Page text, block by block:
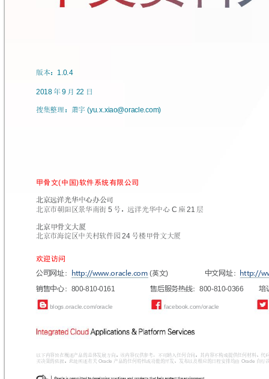
甲骨文(中国 )软件系统有限公司
北京远洋光华中心办公司
北京市朝阳区景华南街 5 号，远洋光华中心 C 座 21 层
北京甲骨文大厦
北京市海淀区中关村软件园 24 号楼甲骨文大厦
欢迎访问
公司网址： http://www.oracle.com (英文) 中文网址： http://
销售中心： 800-810-0161 售后服务热线：800-810-0366 培
blogs.oracle.com/oracle facebook.com/oracle
以下内容旨在概述产品的总体发展方向。该内容仅供参考，不可纳入任何合同。其内容不构成提供任何材料、代
买决策的依据。此处所述有关 Oracle 产品的任何特性或功能的开发、发布以及相应的日程安排均由 Oracle 自行
版本： 1.0.4
2018 年 9 月 22 日
搜集整理：萧宇 (yu.x.xiao@oracle.com)